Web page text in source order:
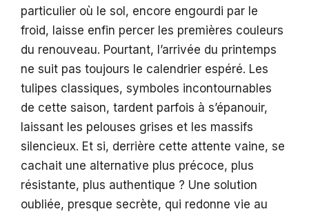
particulier où le sol, encore engourdi par le
froid, laisse enfin percer les premières couleurs
du renouveau. Pourtant, l’arrivée du printemps
ne suit pas toujours le calendrier espéré. Les
tulipes classiques, symboles incontournables
de cette saison, tardent parfois à s’épanouir,
laissant les pelouses grises et les massifs
silencieux. Et si, derrière cette attente vaine, se
cachait une alternative plus précoce, plus
résistante, plus authentique ? Une solution
oubliée, presque secrète, qui redonne vie au